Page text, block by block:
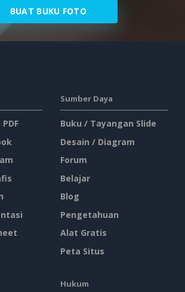
BUAT BUKU FOTO
Sumber Daya
Buku / Tayangan Slide
Desain / Diagram
Forum
Belajar
Blog
Pengetahuan
Alat Gratis
Peta Situs
Hukum